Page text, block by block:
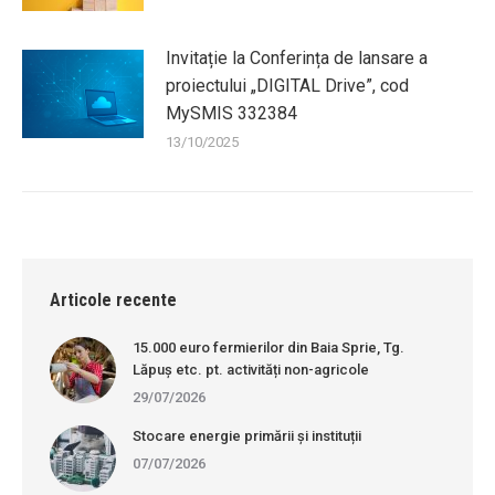
Invitație la Conferința de lansare a
proiectului „DIGITAL Drive”, cod
MySMIS 332384
13/10/2025
Articole recente
15.000 euro fermierilor din Baia Sprie, Tg.
Lăpuș etc. pt. activități non-agricole
29/07/2026
Stocare energie primării și instituții
07/07/2026